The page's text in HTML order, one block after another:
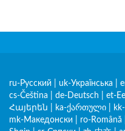
ru-Русский uk-Українська
cs-Čeština
de-Deutsch et-
Հայերեն
ka-ქართული
mk-Македонски
ro-Română